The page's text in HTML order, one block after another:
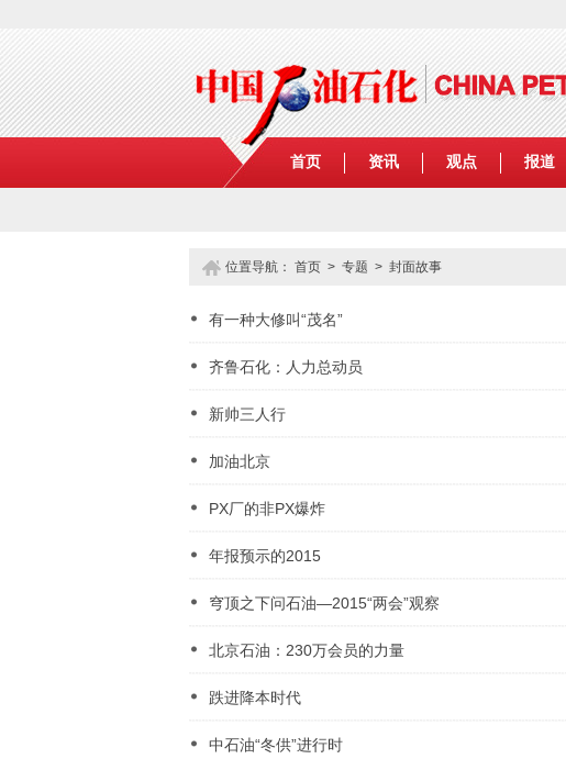
首页 资讯 观点 报道
位置导航： 首页 > 专题 > 封面故事
有一种大修叫“茂名”
齐鲁石化：人力总动员
新帅三人行
加油北京
PX厂的非PX爆炸
年报预示的2015
穹顶之下问石油—2015“两会”观察
北京石油：230万会员的力量
跌进降本时代
中石油“冬供”进行时